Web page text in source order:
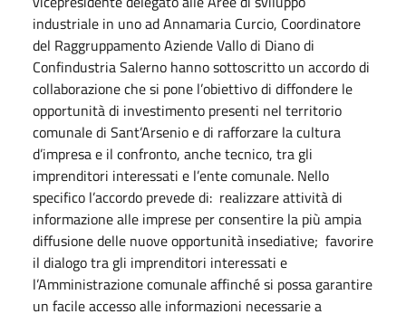
industriale in uno ad Annamaria Curcio, Coordinatore
del Raggruppamento Aziende Vallo di Diano di
Confindustria Salerno hanno sottoscritto un accordo di
collaborazione che si pone l’obiettivo di diffondere le
opportunità di investimento presenti nel territorio
comunale di Sant’Arsenio e di rafforzare la cultura
d’impresa e il confronto, anche tecnico, tra gli
imprenditori interessati e l’ente comunale. Nello
specifico l’accordo prevede di: realizzare attività di
informazione alle imprese per consentire la più ampia
diffusione delle nuove opportunità insediative; favorire
il dialogo tra gli imprenditori interessati e
l’Amministrazione comunale affinché si possa garantire
un facile accesso alle informazioni necessarie a